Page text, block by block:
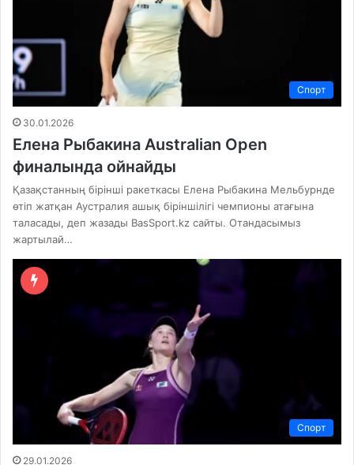
Спорт
30.01.2026
Елена Рыбакина Australian Open
финалында ойнайды
Қазақстанның бірінші ракеткасы Елена Рыбакина Мельбурнде
өтіп жатқан Аустралия ашық біріншілігі чемпионы атағына
таласады, деп жазады BasSport.kz сайты. Отандасымыз
жартылай…
Спорт
29.01.2026